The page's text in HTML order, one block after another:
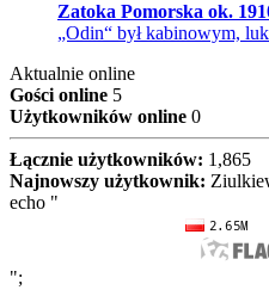
Zatoka Pomorska ok.
„Odin“ był kabinowym,
Aktualnie online
Gości online 5
Użytkowników online 0
Łącznie użytkowników: 1,865
Najnowszy użytkownik:
echo "
";